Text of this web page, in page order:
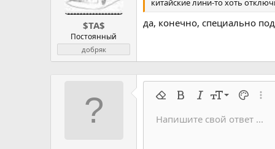
$TA$
Постоянный
добряк
да, конечно, специально
Удалить форматирование
ЖирныйКурсивРазмер шрифта
9
10
Цвет
Семейство шрифтов
Arial
Перечёркнутый
Подчеркивание
Код в строку
Вставить горизонтальную
Спойлер
Код Запрет
Напишите свой ответ ...